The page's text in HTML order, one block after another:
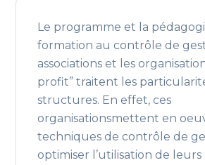
Le programme et la
formation au contrôle de
associations et les
profit” traitent les
structures. En effet, ces
organisationsmettent en
techniques de contrôle de
optimiser l’utilisation de leurs